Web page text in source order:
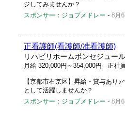
ジしてみませんか？
スポンサー：ジョブメドレー - 8月6
正看護師(看護師/准看護師)
リハビリホームボンセジュー
月給 320,000円～354,000円 - 正社員
【京都市右京区】昇給・賞与あり
として活躍しませんか？
スポンサー：ジョブメドレー - 8月6